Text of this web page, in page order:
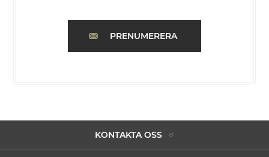
PRENUMERERA
KONTAKTA OSS